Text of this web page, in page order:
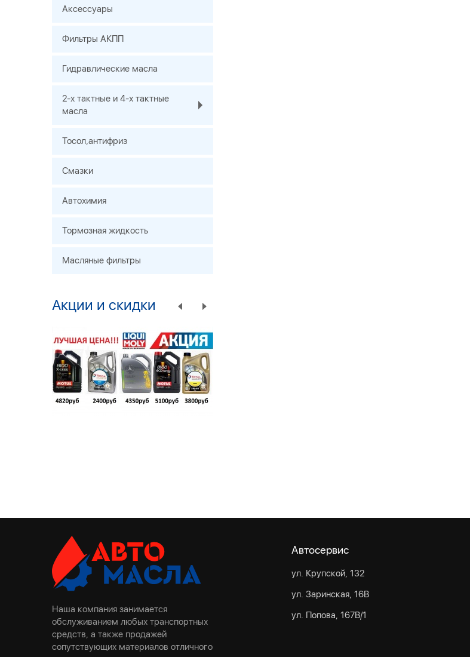
Аксессуары
Фильтры АКПП
Гидравлические масла
2-х тактные и 4-х тактные
масла
Тосол,антифриз
Смазки
Автохимия
Тормозная жидкость
Масляные фильтры
Акции и скидки
Наша компания занимается
обслуживанием любых транспортных
средств, а также продажей
сопутствующих материалов отличного
Автосервис
ул. Крупской, 132
ул. Заринская, 16В
ул. Попова, 167В/1